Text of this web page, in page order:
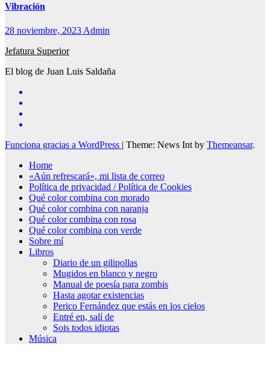
Vibración
28 noviembre, 2023 Admin
Jefatura Superior
El blog de Juan Luis Saldaña
Funciona gracias a WordPress | Theme: News Int by Themeansar.
Home
«Aún refrescará», mi lista de correo
Política de privacidad / Política de Cookies
Qué color combina con morado
Qué color combina con naranja
Qué color combina con rosa
Qué color combina con verde
Sobre mí
Libros
Diario de un gilipollas
Mugidos en blanco y negro
Manual de poesía para zombis
Hasta agotar existencias
Perico Fernández que estás en los cielos
Entré en, salí de
Sois todos idiotas
Música